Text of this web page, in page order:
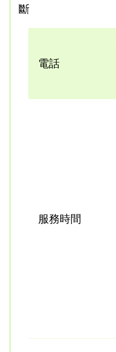
斷
電話
服務時間